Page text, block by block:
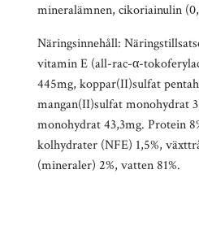
mineralämnen, cikoriainulin
Näringsinnehåll:
vitamin E (all-rac-α-
445mg, koppar(II)sulfat
mangan(II)sulfat monohydrat
monohydrat 43,3mg. Protein
kolhydrater (NFE) 1,5%,
(mineraler) 2%, vatten 81%.